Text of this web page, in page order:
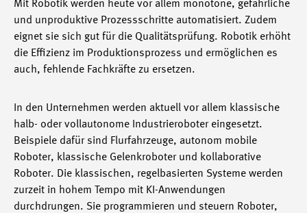
Mit Robotik werden heute vor allem monotone, gefährliche
und unproduktive Prozessschritte automatisiert. Zudem
eignet sie sich gut für die Qualitätsprüfung. Robotik erhöht
die Effizienz im Produktionsprozess und ermöglichen es
auch, fehlende Fachkräfte zu ersetzen.
In den Unternehmen werden aktuell vor allem klassische
halb- oder vollautonome Industrieroboter eingesetzt.
Beispiele dafür sind Flurfahrzeuge, autonom mobile
Roboter, klassische Gelenkroboter und kollaborative
Roboter. Die klassischen, regelbasierten Systeme werden
zurzeit in hohem Tempo mit KI-Anwendungen
durchdrungen. Sie programmieren und steuern Roboter,